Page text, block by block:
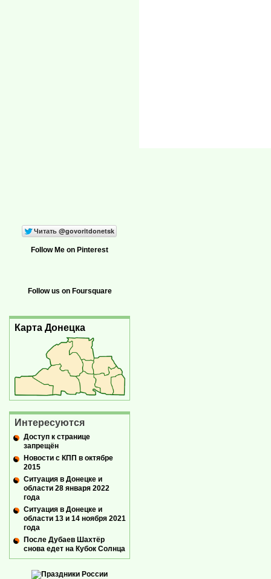
Follow Me on Pinterest
Follow us on Foursquare
Карта Донецка
Интересуются
Доступ к странице
запрещён
Новости с КПП в октябре
2015
Ситуация в Донецке и
области 28 января 2022
года
Ситуация в Донецке и
области 13 и 14 ноября 2021
года
После Дубаев Шахтёр
снова едет на Кубок Солнца